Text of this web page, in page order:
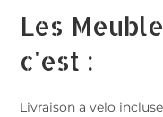
Les
c'est :
Livraison a velo incluse